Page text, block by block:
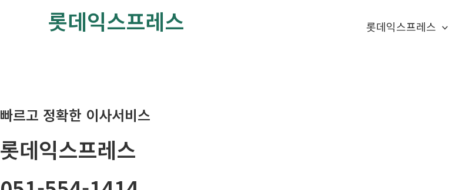
뛰
롯데익스프레스 롯데익스프레스
빠르고 정확한 이사서비스
롯데익스프레스